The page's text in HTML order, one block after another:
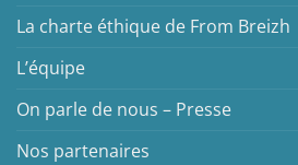
La charte éthique de From Breizh
L’équipe
On parle de nous – Presse
Nos partenaires